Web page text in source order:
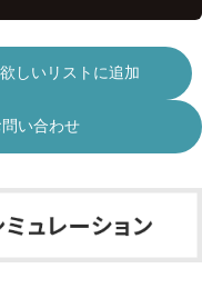
欲しいリストに追加
い合わせ